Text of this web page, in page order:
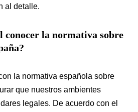
al detalle.
conocer la normativa sobre
la normativa española sobre
que nuestros ambientes
legales. De acuerdo con el